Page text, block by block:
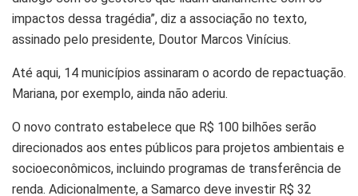
impactos dessa tragédia”, diz a associação no texto,
assinado pelo presidente, Doutor Marcos Vinícius.
Até aqui, 14 municípios assinaram o acordo de repactuação.
Mariana, por exemplo, ainda não aderiu.
O novo contrato estabelece que R$ 100 bilhões serão
direcionados aos entes públicos para projetos ambientais e
socioeconômicos, incluindo programas de transferência de
renda. Adicionalmente, a Samarco deve investir R$ 32